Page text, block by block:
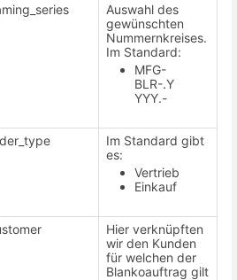
Auswahl des
gewünschten
Nummernkreises.
Im Standard:
MFG-
BLR-.Y
YYY.-
Im Standard gibt
es:
Vertrieb
Einkauf
Hier verknüpften
wir den Kunden
für welchen der
Blankoauftrag gilt